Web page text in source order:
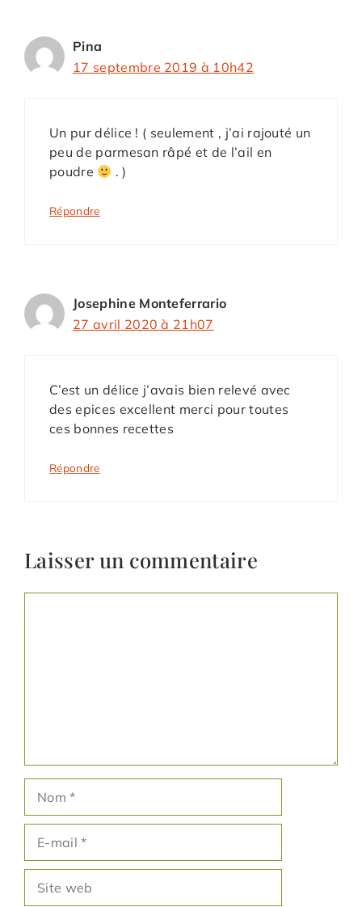
Pina
17 septembre 2019 à 10h42
Un pur délice ! ( seulement , j’ai rajouté un
peu de parmesan râpé et de l’ail en
poudre
. )
Répondre
Josephine Monteferrario
27 avril 2020 à 21h07
C’est un délice j’avais bien relevé avec
des epices excellent merci pour toutes
ces bonnes recettes
Répondre
Laisser un commentaire
mail
web